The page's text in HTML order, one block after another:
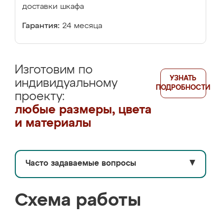
доставки шкафа
Гарантия: 24 месяца
Изготовим по
индивидуальному
проекту:
любые размеры, цвета
и материалы
УЗНАТЬ
ПОДРОБНОСТИ
Часто задаваемые вопросы ▼
Схема работы